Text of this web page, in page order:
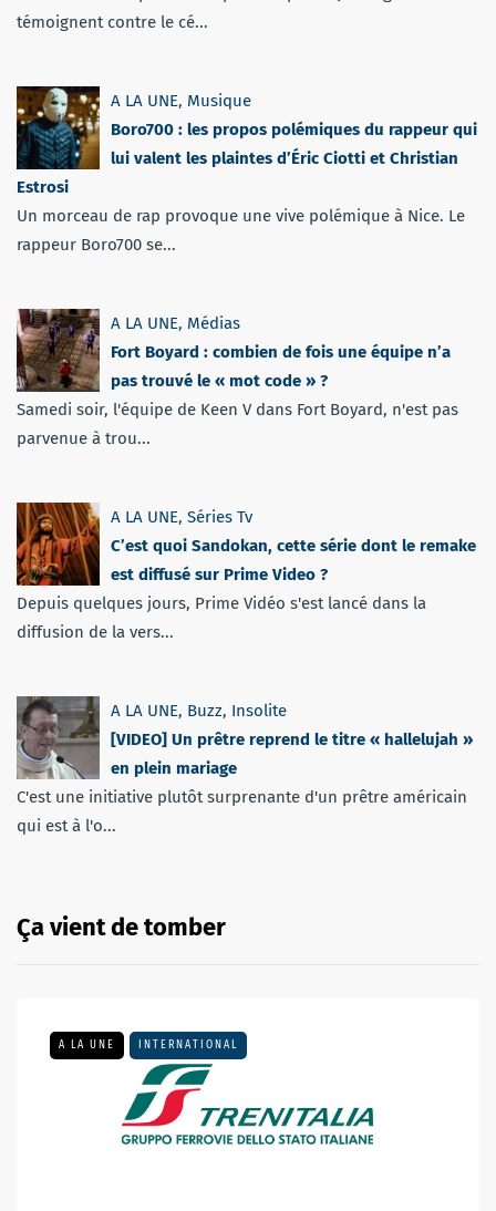
témoignent contre le cé...
A LA UNE, Musique
Boro700 : les propos polémiques du rappeur qui
lui valent les plaintes d’Éric Ciotti et Christian
Estrosi
Un morceau de rap provoque une vive polémique à Nice. Le
rappeur Boro700 se...
A LA UNE, Médias
Fort Boyard : combien de fois une équipe n’a
pas trouvé le « mot code » ?
Samedi soir, l'équipe de Keen V dans Fort Boyard, n'est pas
parvenue à trou...
A LA UNE, Séries Tv
C’est quoi Sandokan, cette série dont le remake
est diffusé sur Prime Video ?
Depuis quelques jours, Prime Vidéo s'est lancé dans la
diffusion de la vers...
A LA UNE, Buzz, Insolite
[VIDEO] Un prêtre reprend le titre « hallelujah »
en plein mariage
C'est une initiative plutôt surprenante d'un prêtre américain
qui est à l'o...
Ça vient de tomber
A LA UNE INTERNATIONAL